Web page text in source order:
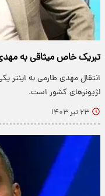
تبریک خاص میثاقی به
انتقال مهدی طارمی به اینتر
لژیونرهای کشور است.
۲۳ تیر ۱۴۰۳